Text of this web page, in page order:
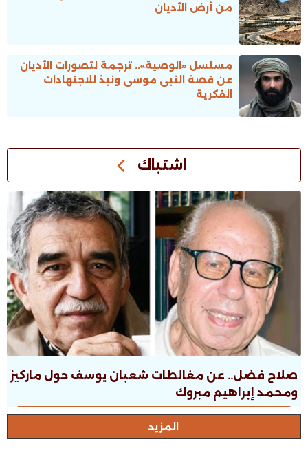
من أرض الأديان
مسلسل «الوصية».. ترجمة لتصورات الأديان
عن قصة النبى موسى ونبذ للاجتهادات
الفكرية
اشتباك
صلاح فضل.. عن مغالطات شعبان يوسف حول ماركيز
ومحمد إبراهيم مبروك
المزيد